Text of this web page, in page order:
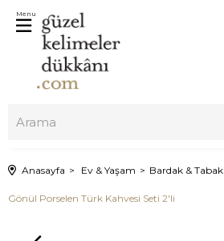
Menu
Anasayfa Ev & Yaşam Bardak & Tabak
Gönül Porselen Türk Kahvesi Seti 2'li